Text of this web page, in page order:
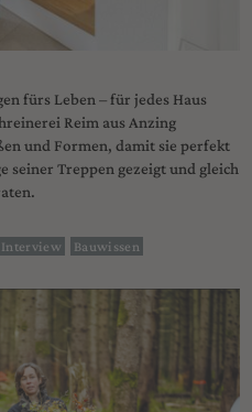
fürs Leben – für jedes Haus
Reim aus Anzing
und Formen, damit sie perfekt
seiner Treppen gezeigt und gleich
Interview Bauwissen